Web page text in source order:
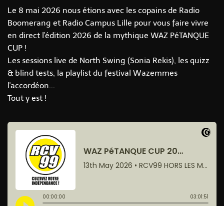
Le 8 mai 2026 nous étions avec les copains de Radio
Boomerang et Radio Campus Lille pour vous faire vivre
en direct l'édition 2026 de la mythique WAZ PéTANQUE
CUP !
Les sessions live de North Swing (Sonia Rekis), les quizz
& blind tests, la playlist du festival Wazemmes
l'accordéon...
Tout y est !